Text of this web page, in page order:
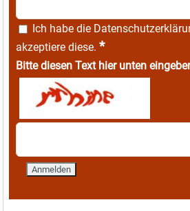
Ich habe die
akzeptiere diese. *
Bitte diesen Text hier unten